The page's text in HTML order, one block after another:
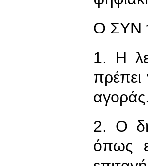
Ο ΣΥΝ
1. Η
πρέπει
αγοράς.
2. Ο
όπως